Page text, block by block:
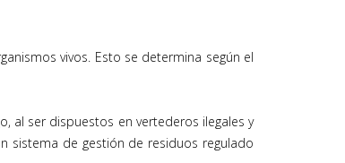
vivos. Esto se determina según el
al ser dispuestos en vertederos ilegales y
sistema de gestión de residuos regulado